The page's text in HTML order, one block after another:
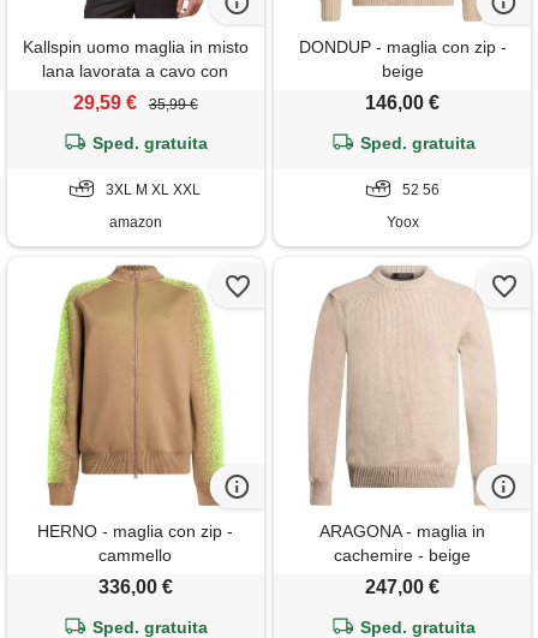
Kallspin uomo maglia in misto
lana lavorata a cavo con
scollo a v e senza
29,59 € 35,99 €
Sped. gratuita
3XL M XL XXL
amazon
DONDUP - maglia con zip -
beige
146,00 €
Sped. gratuita
52 56
Yoox
HERNO - maglia con zip -
cammello
336,00 €
Sped. gratuita
ARAGONA - maglia in
cachemire - beige
247,00 €
Sped. gratuita